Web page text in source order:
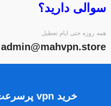
سوالی دارید؟
همه روزه حتی ایام تعطیل
admin@mahvpn.store
خرید vpn پرسرعت با هوش مصنوعی